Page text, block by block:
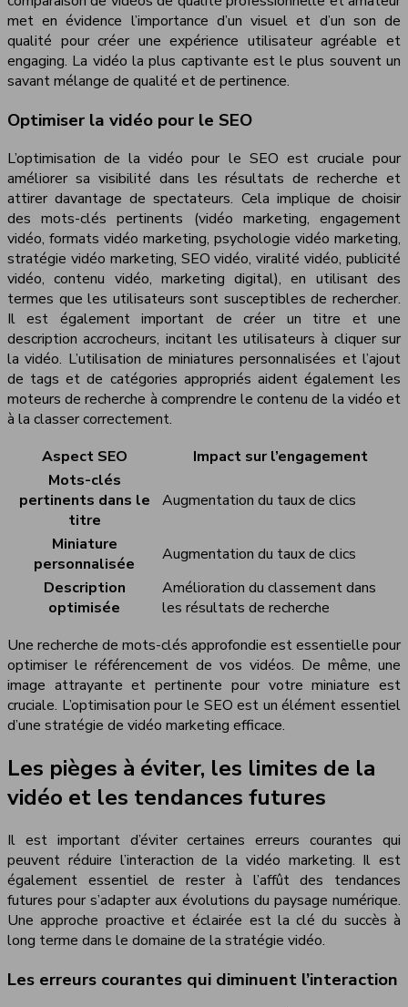
met en évidence l’importance d’un visuel et d’un son de
qualité pour créer une expérience utilisateur agréable et
engaging. La vidéo la plus captivante est le plus souvent un
savant mélange de qualité et de pertinence.
Optimiser la vidéo pour le SEO
L’optimisation de la vidéo pour le SEO est cruciale pour
améliorer sa visibilité dans les résultats de recherche et
attirer davantage de spectateurs. Cela implique de choisir
des mots-clés pertinents (vidéo marketing, engagement
vidéo, formats vidéo marketing, psychologie vidéo marketing,
stratégie vidéo marketing, SEO vidéo, viralité vidéo, publicité
vidéo, contenu vidéo, marketing digital), en utilisant des
termes que les utilisateurs sont susceptibles de rechercher.
Il est également important de créer un titre et une
description accrocheurs, incitant les utilisateurs à cliquer sur
la vidéo. L’utilisation de miniatures personnalisées et l’ajout
de tags et de catégories appropriés aident également les
moteurs de recherche à comprendre le contenu de la vidéo et
à la classer correctement.
Aspect SEO
Impact sur l’engagement
Mots-clés
pertinents dans le
titre
Augmentation du taux de clics
Miniature
personnalisée
Augmentation du taux de clics
Description
optimisée
Amélioration du classement dans
les résultats de recherche
Une recherche de mots-clés approfondie est essentielle pour
optimiser le référencement de vos vidéos. De même, une
image attrayante et pertinente pour votre miniature est
cruciale. L’optimisation pour le SEO est un élément essentiel
d’une stratégie de vidéo marketing efficace.
Les pièges à éviter, les limites de la
vidéo et les tendances futures
Il est important d’éviter certaines erreurs courantes qui
peuvent réduire l’interaction de la vidéo marketing. Il est
également essentiel de rester à l’affût des tendances
futures pour s’adapter aux évolutions du paysage numérique.
Une approche proactive et éclairée est la clé du succès à
long terme dans le domaine de la stratégie vidéo.
Les erreurs courantes qui diminuent l’interaction